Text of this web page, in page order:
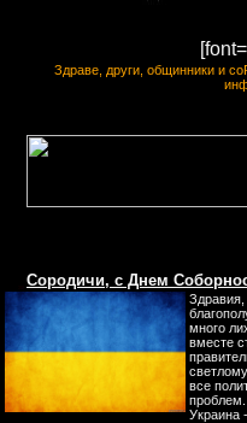
Здраве, други, общинники и
Сородичи, с Днем
Здравия,
много
вместе
все
Украина